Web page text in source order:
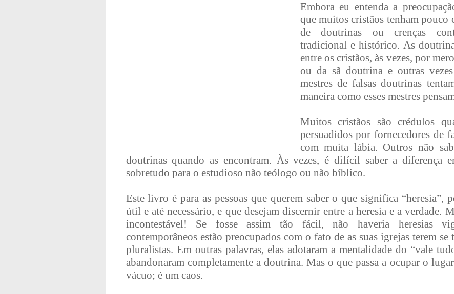
Embora eu entenda a
que muitos cristãos tenham pouco
de doutrinas ou crenças
tradicional e histórico. As
entre os cristãos, às vezes, por
ou da sã doutrina e outras
mestres de falsas doutrinas
maneira como esses mestres
Muitos cristãos são crédulos
persuadidos por fornecedores de
com muita lábia. Outros não
doutrinas quando as encontram. Às vezes, é difícil saber a diferença
sobretudo para o estudioso não teólogo ou não bíblico.
Este livro é para as pessoas que querem saber o que significa “heresia”,
útil e até necessário, e que desejam discernir entre a heresia e a verdade.
incontestável! Se fosse assim tão fácil, não haveria heresias
contemporâneos estão preocupados com o fato de as suas igrejas terem
pluralistas. Em outras palavras, elas adotaram a mentalidade do “vale
abandonaram completamente a doutrina. Mas o que passa a ocupar o
vácuo; é um caos.